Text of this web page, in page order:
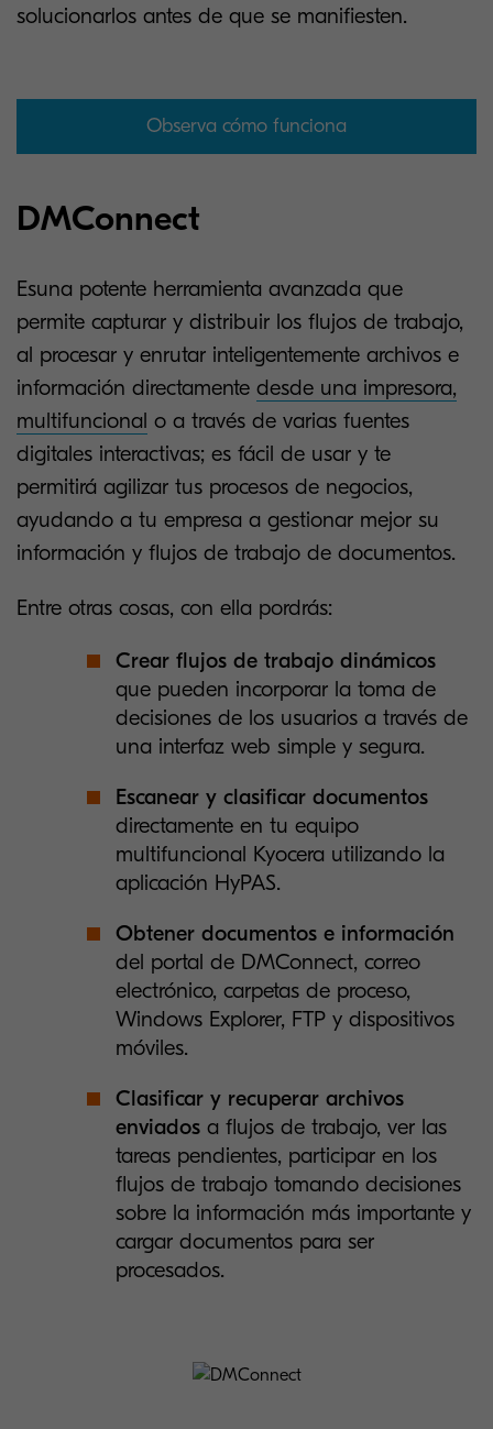
solucionarlos antes de que se manifiesten.
Observa cómo funciona
DMConnect
Esuna potente herramienta avanzada que
permite capturar y distribuir los flujos de trabajo,
al procesar y enrutar inteligentemente archivos e
información directamente desde una impresora,
multifuncional o a través de varias fuentes
digitales interactivas; es fácil de usar y te
permitirá agilizar tus procesos de negocios,
ayudando a tu empresa a gestionar mejor su
información y flujos de trabajo de documentos.
Entre otras cosas, con ella pordrás:
Crear flujos de trabajo dinámicos
que pueden incorporar la toma de
decisiones de los usuarios a través de
una interfaz web simple y segura.
Escanear y clasificar documentos
directamente en tu equipo
multifuncional Kyocera utilizando la
aplicación HyPAS.
Obtener documentos e información
del portal de DMConnect, correo
electrónico, carpetas de proceso,
Windows Explorer, FTP y dispositivos
móviles.
Clasificar y recuperar archivos
enviados a flujos de trabajo, ver las
tareas pendientes, participar en los
flujos de trabajo tomando decisiones
sobre la información más importante y
cargar documentos para ser
procesados.